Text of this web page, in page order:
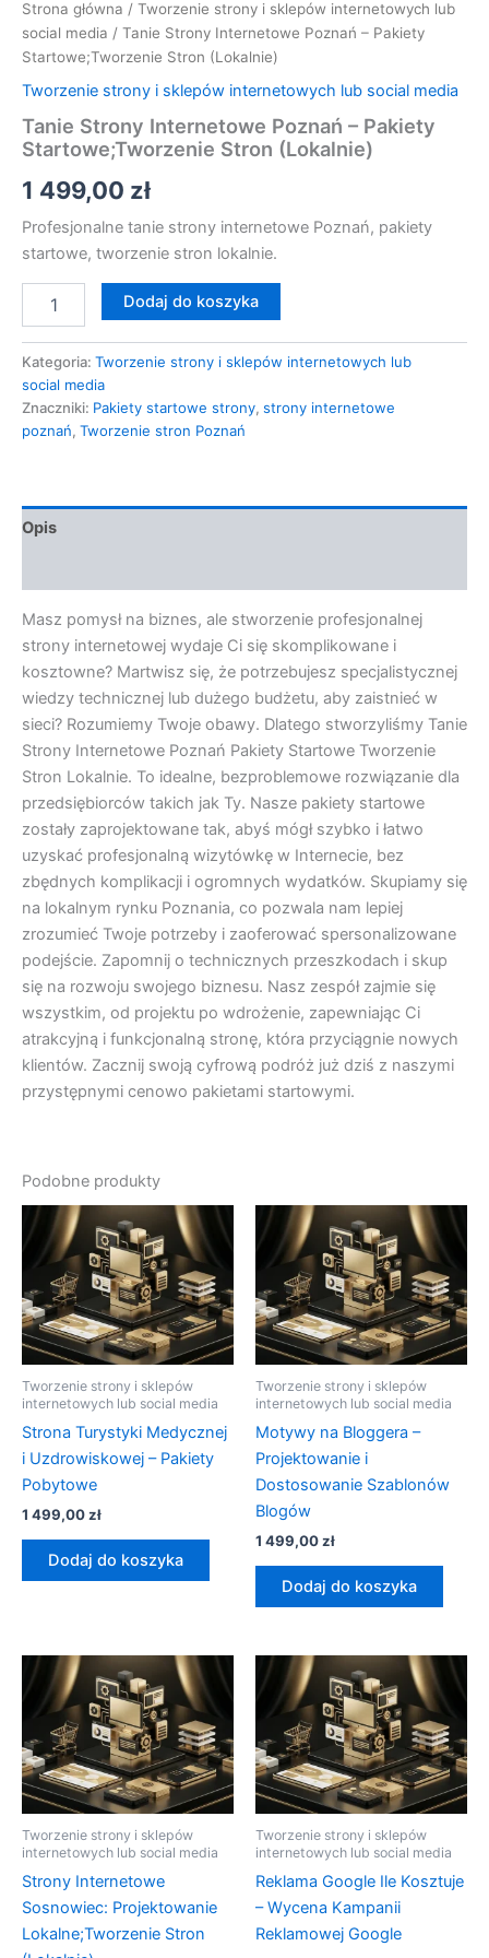
Strona główna / Tworzenie strony i sklepów internetowych lub
social media / Tanie Strony Internetowe Poznań – Pakiety
Startowe;Tworzenie Stron (Lokalnie)
Tworzenie strony i sklepów internetowych lub social media
Tanie Strony Internetowe Poznań – Pakiety
Startowe;Tworzenie Stron (Lokalnie)
1 499,00 zł
Profesjonalne tanie strony internetowe Poznań, pakiety
startowe, tworzenie stron lokalnie.
Dodaj do koszyka
Kategoria: Tworzenie strony i sklepów internetowych lub
social media
Znaczniki: Pakiety startowe strony, strony internetowe
poznań, Tworzenie stron Poznań
Opis
Masz pomysł na biznes, ale stworzenie profesjonalnej
strony internetowej wydaje Ci się skomplikowane i
kosztowne? Martwisz się, że potrzebujesz specjalistycznej
wiedzy technicznej lub dużego budżetu, aby zaistnieć w
sieci? Rozumiemy Twoje obawy. Dlatego stworzyliśmy Tanie
Strony Internetowe Poznań Pakiety Startowe Tworzenie
Stron Lokalnie. To idealne, bezproblemowe rozwiązanie dla
przedsiębiorców takich jak Ty. Nasze pakiety startowe
zostały zaprojektowane tak, abyś mógł szybko i łatwo
uzyskać profesjonalną wizytówkę w Internecie, bez
zbędnych komplikacji i ogromnych wydatków. Skupiamy się
na lokalnym rynku Poznania, co pozwala nam lepiej
zrozumieć Twoje potrzeby i zaoferować spersonalizowane
podejście. Zapomnij o technicznych przeszkodach i skup
się na rozwoju swojego biznesu. Nasz zespół zajmie się
wszystkim, od projektu po wdrożenie, zapewniając Ci
atrakcyjną i funkcjonalną stronę, która przyciągnie nowych
klientów. Zacznij swoją cyfrową podróż już dziś z naszymi
przystępnymi cenowo pakietami startowymi.
Podobne produkty
Tworzenie strony i sklepów
internetowych lub social media
Strona Turystyki Medycznej
i Uzdrowiskowej – Pakiety
Pobytowe
1 499,00zł
Dodaj do koszyka
Tworzenie strony i sklepów
internetowych lub social media
Motywy na Bloggera –
Projektowanie i
Dostosowanie Szablonów
Blogów
1 499,00zł
Dodaj do koszyka
Tworzenie strony i sklepów
internetowych lub social media
Strony Internetowe
Sosnowiec: Projektowanie
Lokalne;Tworzenie Stron
Tworzenie strony i sklepów
internetowych lub social media
Reklama Google Ile Kosztuje
– Wycena Kampanii
Reklamowej Google